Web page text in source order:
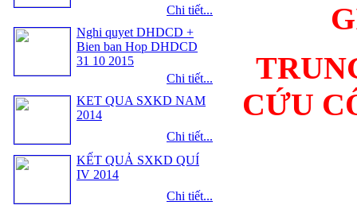
Chi tiết...
Nghi quyet DHDCD +
Bien ban Hop DHDCD
31 10 2015
Chi tiết...
KET QUA SXKD NAM
2014
Chi tiết...
KẾT QUẢ SXKD QUÍ
IV 2014
Chi tiết...
CỨU